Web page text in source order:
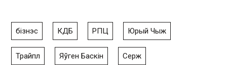
бізнэс КДБ РПЦ Юрый Чыж
Трайпл Яўген Баскін Серж